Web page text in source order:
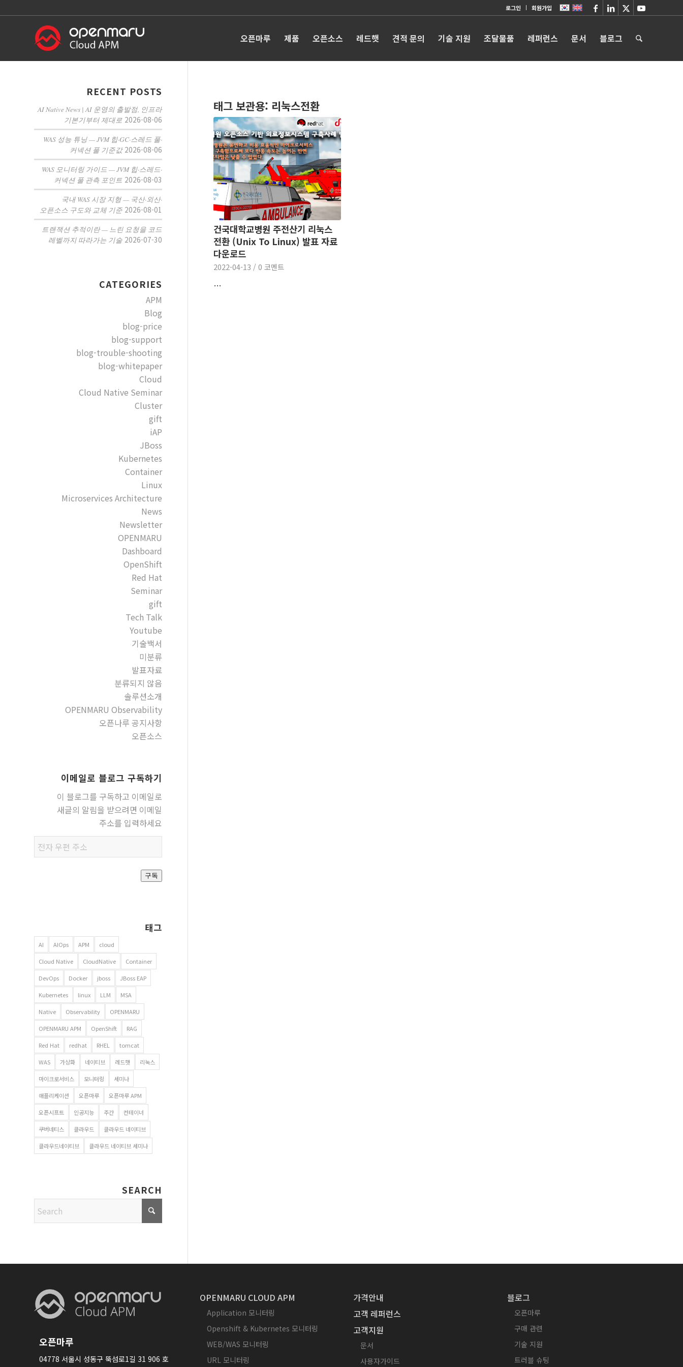
로그인 회원가입
오픈마루 제품 오픈소스 레드햇 견적 문의 기술 지원 조달물품 레퍼런스 문서 블로그
태그 보관용: 리눅스전환
건국대학교병원 주전산기 리눅스
전환 (Unix To Linux) 발표 자료
다운로드
2022-04-13 / 0 코멘트
…
RECENT POSTS
AI Native News | AI 운영의 출발점, 인프라
기본기부터 제대로 2026-08-06
WAS 성능 튜닝 — JVM 힙·GC·스레드 풀·
커넥션 풀 기준값 2026-08-06
WAS 모니터링 가이드 — JVM 힙·스레드·
커넥션 풀 관측 포인트 2026-08-03
국내 WAS 시장 지형 — 국산·외산·
오픈소스 구도와 교체 기준 2026-08-01
트랜잭션 추적이란 — 느린 요청을 코드
레벨까지 따라가는 기술 2026-07-30
CATEGORIES
APM
Blog
blog-price
blog-support
blog-trouble-shooting
blog-whitepaper
Cloud
Cloud Native Seminar
Cluster
gift
iAP
JBoss
Kubernetes
Container
Linux
Microservices Architecture
News
Newsletter
OPENMARU
Dashboard
OpenShift
Red Hat
Seminar
gift
Tech Talk
Youtube
기술백서
미분류
발표자료
분류되지 않음
솔루션소개
OPENMARU Observability
오픈나루 공지사항
오픈소스
이메일로 블로그 구독하기
이 블로그를 구독하고 이메일로
새글의 알림을 받으려면 이메일
주소를 입력하세요
우편
주소
구독
태그
AI AIOps APM cloud
Cloud Native CloudNative Container
DevOps Docker jboss JBoss EAP
Kubernetes linux LLM MSA
Native Observability OPENMARU
OPENMARU APM OpenShift RAG
Red Hat redhat RHEL tomcat
WAS 가상화 네이티브 레드햇 리눅스
마이크로서비스 모니터링 세미나
애플리케이션 오픈마루 오픈마루 APM
오픈시프트 인공지능 주간 컨테이너
쿠버네티스 클라우드 클라우드 네이티브
클라우드네이티브 클라우드 네이티브 세미나
SEARCH
오픈마루
04778 서울시 성동구 뚝섬로1길 31 906 호
OPENMARU CLOUD APM
Application 모니터링
Openshift & Kubernetes 모니터링
WEB/WAS 모니터링
URL 모니터링
가격안내
고객 레퍼런스
고객지원
문서
사용자가이드
블로그
오픈마루
구매 관련
기술 지원
트러블 슈팅